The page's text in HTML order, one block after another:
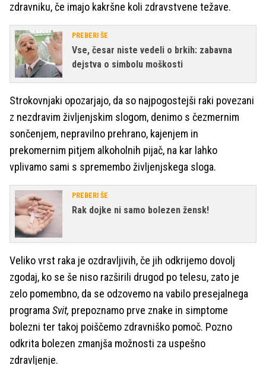
zdravniku, če imajo kakršne koli zdravstvene težave.
PREBERI ŠE
Vse, česar niste vedeli o brkih: zabavna
dejstva o simbolu moškosti
Strokovnjaki opozarjajo, da so najpogostejši raki povezani
z nezdravim življenjskim slogom, denimo s čezmernim
sončenjem, nepravilno prehrano, kajenjem in
prekomernim pitjem alkoholnih pijač, na kar lahko
vplivamo sami s spremembo življenjskega sloga.
PREBERI ŠE
Rak dojke ni samo bolezen žensk!
Veliko vrst raka je ozdravljivih, če jih odkrijemo dovolj
zgodaj, ko se še niso razširili drugod po telesu, zato je
zelo pomembno, da se odzovemo na vabilo presejalnega
programa Svit, prepoznamo prve znake in simptome
bolezni ter takoj poiščemo zdravniško pomoč. Pozno
odkrita bolezen zmanjša možnosti za uspešno
zdravljenje.